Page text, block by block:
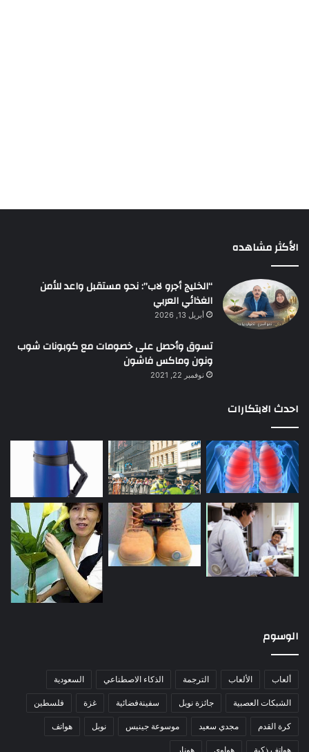
الأكثر مشاهده
“الخليج أجرو لاب”: نحو مستقبل واعد للأمن
الغذائي العربي
أبريل 13, 2026
تسوق وأحصل على خصومات مع كوبونات شوب
ونون وماكس فاشون
نوفمبر 22, 2021
احدث الابتكارات
الوسوم
ألعاب الألعاب الترجمة الذكاء الاصطناعي السعودية
الشبكات العصبية جائزة نوبل سفينةفضائية غزة فلسطين
كرة القدم مجدي سعيد موسوعة جينيس نوبل هواتف
هواتف ذكية هواوي هونار